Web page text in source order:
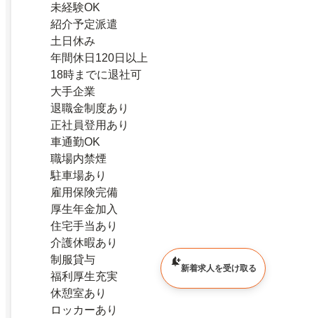
未経験OK
紹介予定派遣
土日休み
年間休日120日以上
18時までに退社可
大手企業
退職金制度あり
正社員登用あり
車通勤OK
職場内禁煙
駐車場あり
雇用保険完備
厚生年金加入
住宅手当あり
介護休暇あり
制服貸与
福利厚生充実
休憩室あり
ロッカーあり
新着求人を受け取る